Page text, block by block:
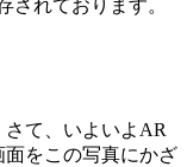
されております。
て、いよいよAR
をこの写真にかざ